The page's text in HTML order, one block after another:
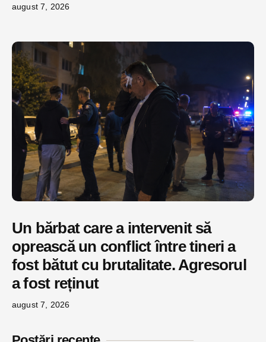
august 7, 2026
Un bărbat care a intervenit să
oprească un conflict între tineri a
fost bătut cu brutalitate. Agresorul
a fost reținut
august 7, 2026